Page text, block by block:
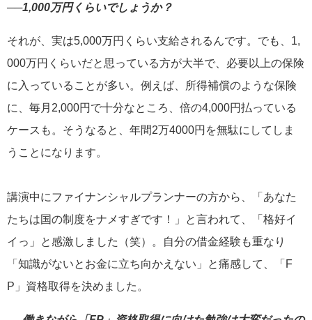
──1,000万円くらいでしょうか？
それが、実は5,000万円くらい支給されるんです。でも、1,
000万円くらいだと思っている方が大半で、必要以上の保険
に入っていることが多い。例えば、所得補償のような保険
に、毎月2,000円で十分なところ、倍の4,000円払っている
ケースも。そうなると、年間2万4000円を無駄にしてしま
うことになります。
講演中にファイナンシャルプランナーの方から、「あなた
たちは国の制度をナメすぎです！」と言われて、「格好イ
イっ」と感激しました（笑）。自分の借金経験も重なり
「知識がないとお金に立ち向かえない」と痛感して、「F
P」資格取得を決めました。